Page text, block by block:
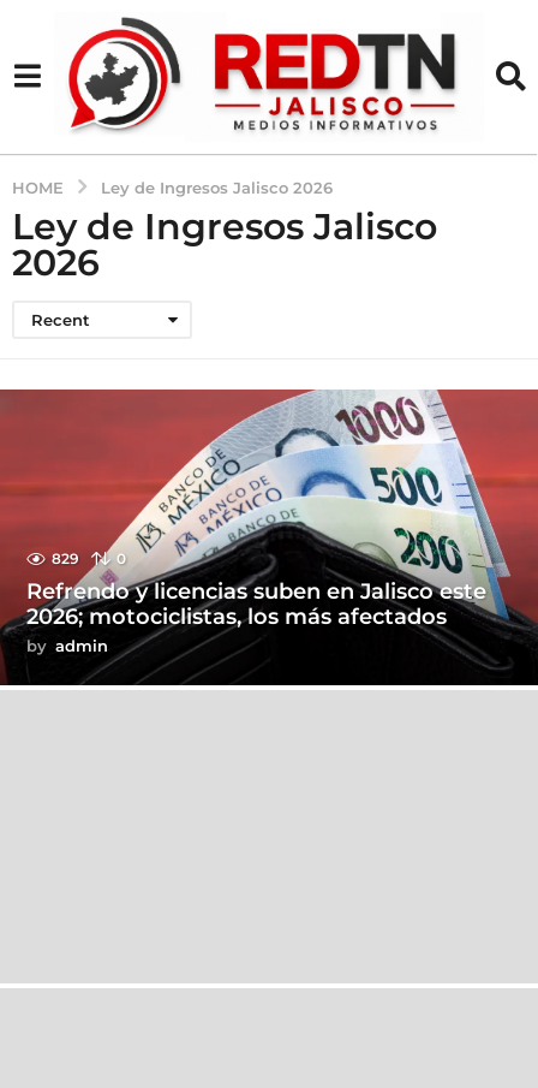
HOME Ley de Ingresos Jalisco 2026
Ley de Ingresos Jalisco
2026
Recent
829 0
Refrendo y licencias suben en Jalisco este
2026; motociclistas, los más afectados
by admin